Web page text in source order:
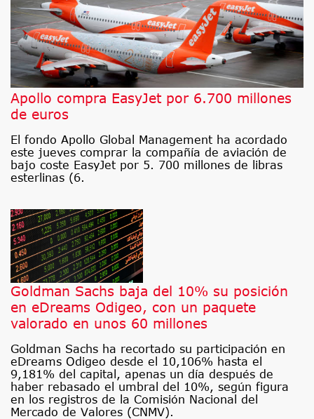
Apollo compra EasyJet por 6.700 millones
de euros
El fondo Apollo Global Management ha acordado
este jueves comprar la compañía de aviación de
bajo coste EasyJet por 5. 700 millones de libras
esterlinas (6.
Goldman Sachs baja del 10% su posición
en eDreams Odigeo, con un paquete
valorado en unos 60 millones
Goldman Sachs ha recortado su participación en
eDreams Odigeo desde el 10,106% hasta el
9,181% del capital, apenas un día después de
haber rebasado el umbral del 10%, según figura
en los registros de la Comisión Nacional del
Mercado de Valores (CNMV).